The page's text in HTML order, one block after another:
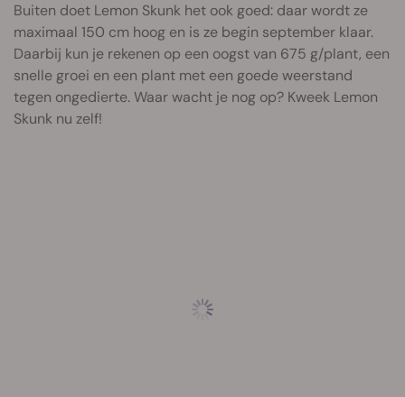
Buiten doet Lemon Skunk het ook goed: daar wordt ze
maximaal 150 cm hoog en is ze begin september klaar.
Daarbij kun je rekenen op een oogst van 675 g/plant, een
snelle groei en een plant met een goede weerstand
tegen ongedierte. Waar wacht je nog op? Kweek Lemon
Skunk nu zelf!